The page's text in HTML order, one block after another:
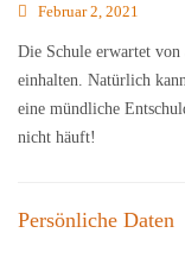
Februar 2, 2021
Die Schule erwartet von
einhalten. Natürlich
eine mündliche
nicht häuft!
Persönliche Daten